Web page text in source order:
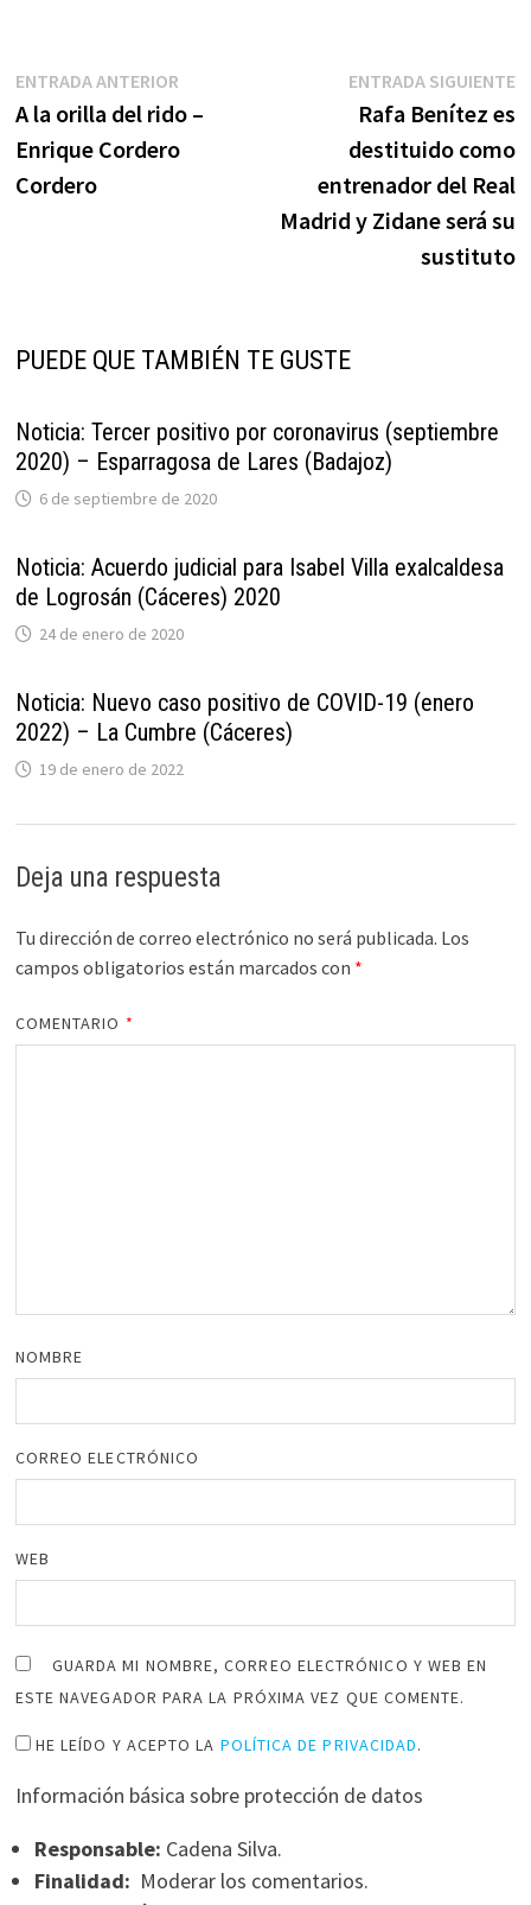
Navegación
de
entradas
ENTRADA ANTERIOREntrada
anterior:
A la orilla del rido –
Enrique Cordero
Cordero
ENTRADA SIGUIENTE
Rafa Benítez es
destituido como
entrenador del Real
Madrid y Zidane será su
sustituto
PUEDE QUE TAMBIÉN TE GUSTE
Noticia: Tercer positivo por coronavirus (septiembre
2020) – Esparragosa de Lares (Badajoz)
6 de septiembre de 2020
Noticia: Acuerdo judicial para Isabel Villa exalcaldesa
de Logrosán (Cáceres) 2020
24 de enero de 2020
Noticia: Nuevo caso positivo de COVID-19 (enero
2022) – La Cumbre (Cáceres)
19 de enero de 2022
Deja una respuesta
Tu dirección de correo electrónico no será publicada. Los
campos obligatorios están marcados con *
COMENTARIO *
NOMBRE
CORREO ELECTRÓNICO
WEB
GUARDA MI NOMBRE, CORREO ELECTRÓNICO Y WEB EN
ESTE NAVEGADOR PARA LA PRÓXIMA VEZ QUE COMENTE.
HE LEÍDO Y ACEPTO LA POLÍTICA DE PRIVACIDAD.
Información básica sobre protección de datos
Responsable: Cadena Silva.
Finalidad: Moderar los comentarios.